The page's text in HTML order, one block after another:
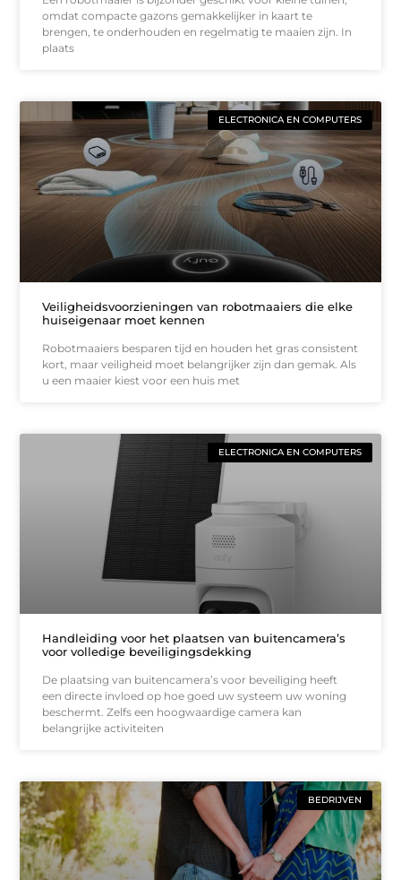
omdat compacte gazons gemakkelijker in kaart te
brengen, te onderhouden en regelmatig te maaien zijn. In
plaats
ELECTRONICA EN COMPUTERS
Veiligheidsvoorzieningen van robotmaaiers die elke
huiseigenaar moet kennen
Robotmaaiers besparen tijd en houden het gras consistent
kort, maar veiligheid moet belangrijker zijn dan gemak. Als
u een maaier kiest voor een huis met
ELECTRONICA EN COMPUTERS
Handleiding voor het plaatsen van buitencamera’s
voor volledige beveiligingsdekking
De plaatsing van buitencamera’s voor beveiliging heeft
een directe invloed op hoe goed uw systeem uw woning
beschermt. Zelfs een hoogwaardige camera kan
belangrijke activiteiten
BEDRIJVEN